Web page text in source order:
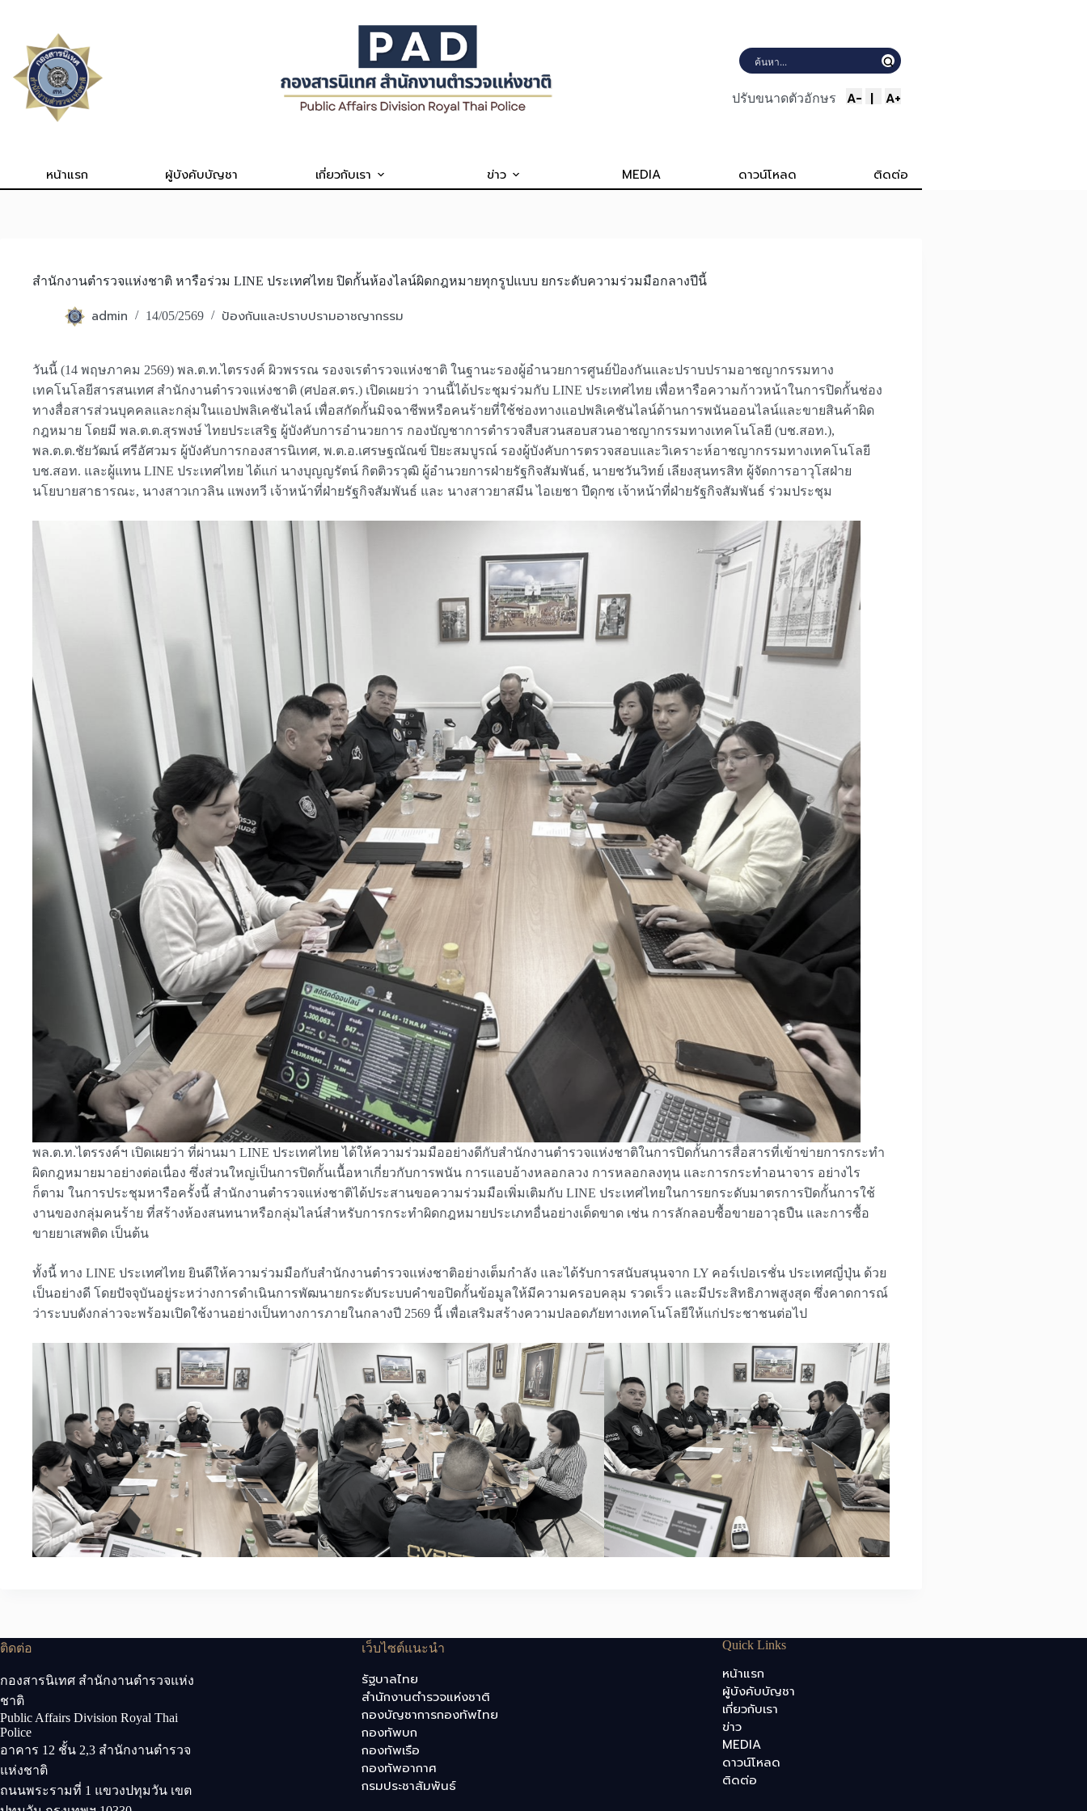
content
ปรับขนาดตัวอักษร A- | A+
หน้าแรก ผู้บังคับบัญชา เกี่ยวกับเรา ข่าว MEDIA ดาวน์โหลด ติดต่อ
สำนักงานตำรวจแห่งชาติ หารือร่วม LINE ประเทศไทย ปิดกั้นห้องไลน์ผิดกฎหมายทุกรูปแบบ ยกระดับความร่วมมือกลางปีนี้
admin 14/05/2569 ป้องกันและปราบปรามอาชญากรรม
วันนี้ (14 พฤษภาคม 2569) พล.ต.ท.ไตรรงค์ ผิวพรรณ รองจเรตำรวจแห่งชาติ ในฐานะรองผู้อำนวยการศูนย์ป้องกันและปราบปรามอาชญากรรมทาง
เทคโนโลยีสารสนเทศ สำนักงานตำรวจแห่งชาติ (ศปอส.ตร.) เปิดเผยว่า วานนี้ได้ประชุมร่วมกับ LINE ประเทศไทย เพื่อหารือความก้าวหน้าในการปิดกั้นช่อง
ทางสื่อสารส่วนบุคคลและกลุ่มในแอปพลิเคชันไลน์ เพื่อสกัดกั้นมิจฉาชีพหรือคนร้ายที่ใช้ช่องทางแอปพลิเคชันไลน์ด้านการพนันออนไลน์และขายสินค้าผิด
กฎหมาย โดยมี พล.ต.ต.สุรพงษ์ ไทยประเสริฐ ผู้บังคับการอำนวยการ กองบัญชาการตำรวจสืบสวนสอบสวนอาชญากรรมทางเทคโนโลยี (บช.สอท.),
พล.ต.ต.ชัยวัฒน์ ศรีอัศวมร ผู้บังคับการกองสารนิเทศ, พ.ต.อ.เศรษฐณัณข์ ปิยะสมบูรณ์ รองผู้บังคับการตรวจสอบและวิเคราะห์อาชญากรรมทางเทคโนโลยี
บช.สอท. และผู้แทน LINE ประเทศไทย ได้แก่ นางบุญญรัตน์ กิตติวรวุฒิ ผู้อำนวยการฝ่ายรัฐกิจสัมพันธ์, นายชวันวิทย์ เลียงสุนทรสิท ผู้จัดการอาวุโสฝ่าย
นโยบายสาธารณะ, นางสาวเกวลิน แพงทวี เจ้าหน้าที่ฝ่ายรัฐกิจสัมพันธ์ และ นางสาวยาสมีน ไอเยชา ปีดุกซ เจ้าหน้าที่ฝ่ายรัฐกิจสัมพันธ์ ร่วมประชุม
พล.ต.ท.ไตรรงค์ฯ เปิดเผยว่า ที่ผ่านมา LINE ประเทศไทย ได้ให้ความร่วมมืออย่างดีกับสำนักงานตำรวจแห่งชาติในการปิดกั้นการสื่อสารที่เข้าข่ายการกระทำ
ผิดกฎหมายมาอย่างต่อเนื่อง ซึ่งส่วนใหญ่เป็นการปิดกั้นเนื้อหาเกี่ยวกับการพนัน การแอบอ้างหลอกลวง การหลอกลงทุน และการกระทำอนาจาร อย่างไร
ก็ตาม ในการประชุมหารือครั้งนี้ สำนักงานตำรวจแห่งชาติได้ประสานขอความร่วมมือเพิ่มเติมกับ LINE ประเทศไทยในการยกระดับมาตรการปิดกั้นการใช้
งานของกลุ่มคนร้าย ที่สร้างห้องสนทนาหรือกลุ่มไลน์สำหรับการกระทำผิดกฎหมายประเภทอื่นอย่างเด็ดขาด เช่น การลักลอบซื้อขายอาวุธปืน และการซื้อ
ขายยาเสพติด เป็นต้น
ทั้งนี้ ทาง LINE ประเทศไทย ยินดีให้ความร่วมมือกับสำนักงานตำรวจแห่งชาติอย่างเต็มกำลัง และได้รับการสนับสนุนจาก LY คอร์เปอเรชั่น ประเทศญี่ปุ่น ด้วย
เป็นอย่างดี โดยปัจจุบันอยู่ระหว่างการดำเนินการพัฒนายกระดับระบบคำขอปิดกั้นข้อมูลให้มีความครอบคลุม รวดเร็ว และมีประสิทธิภาพสูงสุด ซึ่งคาดการณ์
ว่าระบบดังกล่าวจะพร้อมเปิดใช้งานอย่างเป็นทางการภายในกลางปี 2569 นี้ เพื่อเสริมสร้างความปลอดภัยทางเทคโนโลยีให้แก่ประชาชนต่อไป
ติดต่อ
กองสารนิเทศ สำนักงานตำรวจแห่ง
ชาติ
Public Affairs Division Royal Thai
Police
อาคาร 12 ชั้น 2,3 สำนักงานตำรวจ
แห่งชาติ
ถนนพระรามที่ 1 แขวงปทุมวัน เขต
เว็บไซต์แนะนำ
รัฐบาลไทย
สำนักงานตำรวจแห่งชาติ
กองบัญชาการกองทัพไทย
กองทัพบก
กองทัพเรือ
กองทัพอากาศ
กรมประชาสัมพันธ์
Quick Links
หน้าแรก
ผู้บังคับบัญชา
เกี่ยวกับเรา
ข่าว
MEDIA
ดาวน์โหลด
ติดต่อ